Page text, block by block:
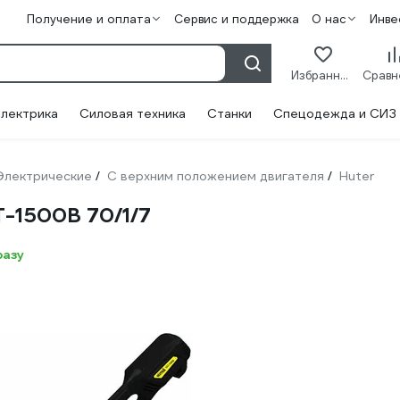
Получение и оплата Сервис и поддержка О нас
Избранное
Силовая техника Станки Спецодежда и СИЗ
/ С верхним положением двигателя / Huter
1500B 70/1/7